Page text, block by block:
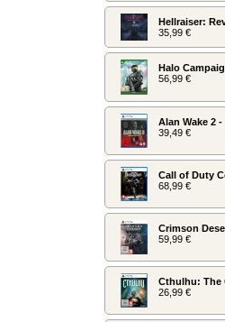
Hellraiser:
35,99 €
Halo
56,99 €
Alan Wake 2
39,49 €
Call of Duty
68,99 €
Crimson
59,99 €
Cthulhu: The
26,99 €